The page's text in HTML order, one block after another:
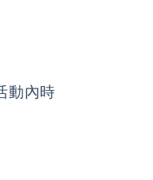
動內時